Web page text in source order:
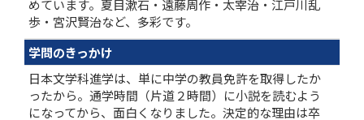
めています。夏目漱石・遠藤周作・太宰治・江戸川乱
歩・宮沢賢治など、多彩です。
学問のきっかけ
日本文学科進学は、単に中学の教員免許を取得したか
ったから。通学時間（片道２時間）に小説を読むよう
になってから、面白くなりました。決定的な理由は卒